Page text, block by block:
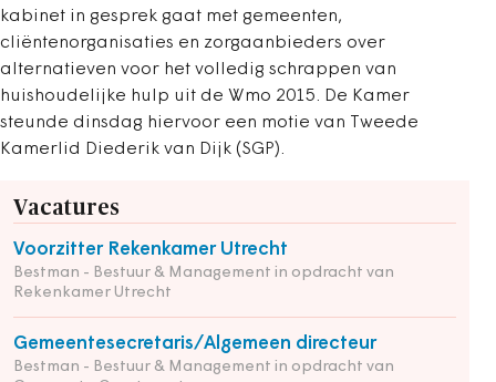
kabinet in gesprek gaat met gemeenten,
cliëntenorganisaties en zorgaanbieders over
alternatieven voor het volledig schrappen van
huishoudelijke hulp uit de Wmo 2015. De Kamer
steunde dinsdag hiervoor een motie van Tweede
Kamerlid Diederik van Dijk (SGP).
Vacatures
Voorzitter Rekenkamer Utrecht
Bestman - Bestuur & Management in opdracht van
Rekenkamer Utrecht
Gemeentesecretaris/Algemeen directeur
Bestman - Bestuur & Management in opdracht van